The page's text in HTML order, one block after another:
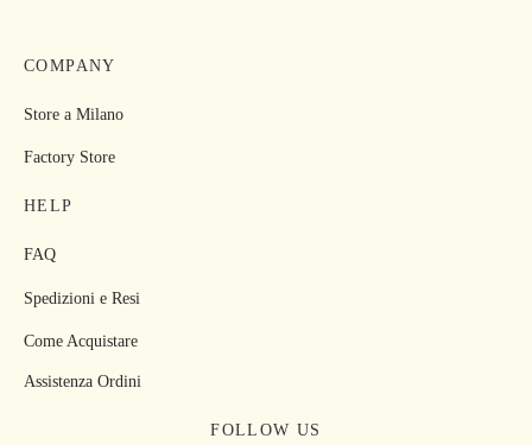
COMPANY
Store a Milano
Factory Store
HELP
FAQ
Spedizioni e Resi
Come Acquistare
Assistenza Ordini
FOLLOW US